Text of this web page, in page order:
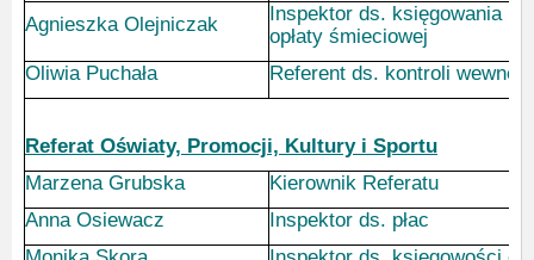
Agnieszka Olejniczak
Inspektor ds. księgowania i
opłaty śmieciowej
Oliwia Puchała
Referent ds. kontroli
Referat Oświaty, Promocji, Kultury i Sportu
Marzena Grubska
Kierownik Referatu
Anna Osiewacz
Inspektor ds. płac